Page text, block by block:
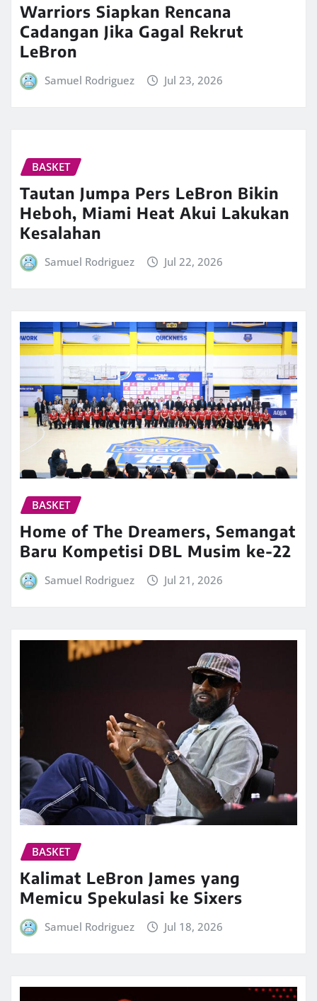
Warriors Siapkan Rencana
Cadangan Jika Gagal Rekrut
LeBron
Samuel Rodriguez Jul 23, 2026
BASKET
Tautan Jumpa Pers LeBron Bikin
Heboh, Miami Heat Akui Lakukan
Kesalahan
Samuel Rodriguez Jul 22, 2026
BASKET
Home of The Dreamers, Semangat
Baru Kompetisi DBL Musim ke-22
Samuel Rodriguez Jul 21, 2026
BASKET
Kalimat LeBron James yang
Memicu Spekulasi ke Sixers
Samuel Rodriguez Jul 18, 2026